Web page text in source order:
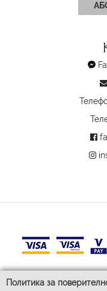
Политика за